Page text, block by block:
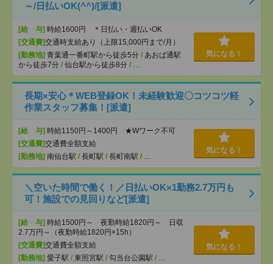
～/日払いOK(^^)/[派遣]
[給 与] 時給1600円 ＊日払い・週払いOK
[交通費]交通時支給あり（上限15,000円まで/月）
[勤務地] 青葉通一番町駅から徒歩5分 / あおば通駅
から徒歩7分 / 仙台駅から徒歩8分 / …
気になる！
長期×安心＊WEB登録OK！未経験歓迎〇コツコツ軽
作業スタッフ募集！[派遣]
[給 与] 時給1150円～1400円 ★Wワーク不可
[交通費]交通費全額支給
[勤務地] 南仙台駅 / 長町駅 / 長町南駅 / …
気になる！
＼空いた時間で働く！／日払いOK×1勤務2.7万円も
可！施設での見回りなど[派遣]
[給 与] 時給1500円～ 夜勤時給1820円～ 日収
2.7万円～（夜勤時給1820円×15h）
[交通費]交通費全額支給
[勤務地] 愛子駅 / 東照宮駅 / 勾当台公園駅 / …
気になる！